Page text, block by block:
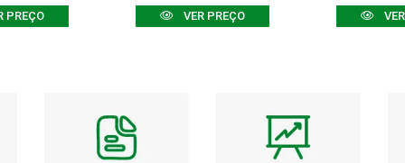
PREÇO VER PREÇO